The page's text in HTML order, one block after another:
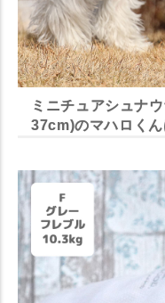
ミニチュアシュナ
37cm)のマハロく